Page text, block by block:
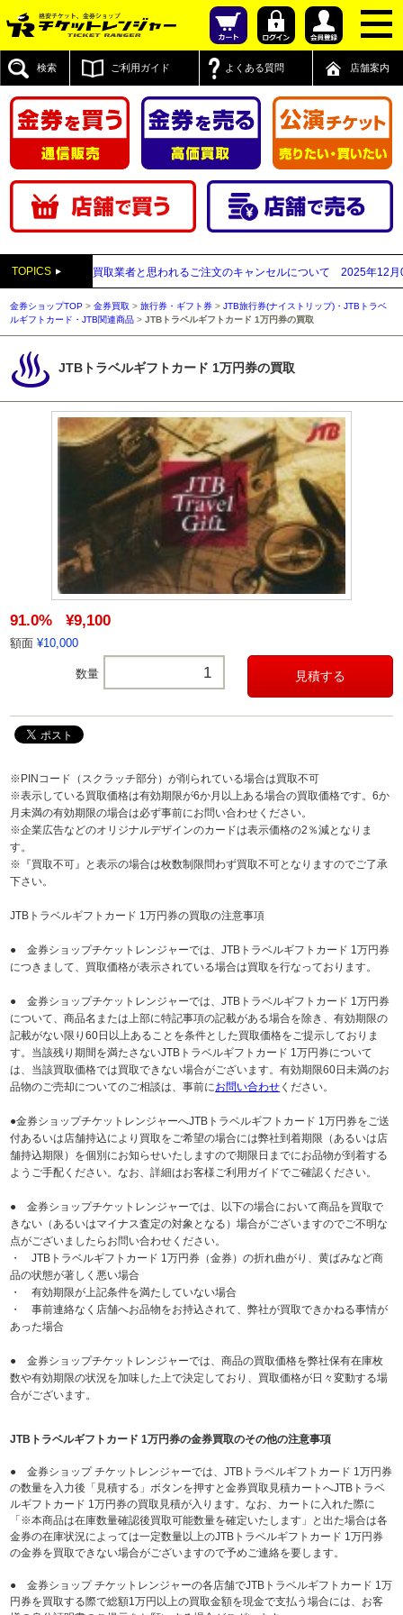
検索 ご利用ガイド よくある質問 店舗案内
TOPICS
が先払い買取業者と思われるご注文のキャンセルについて 2025年12月05日
金券ショップTOP >金券買取 >旅行券・ギフト券 >JTB旅行券(ナイストリップ)・JTBトラベ
ルギフトカード・JTB関連商品 >JTBトラベルギフトカード 1万円券の買取
JTBトラベルギフトカード 1万円券の買取
91.0% ¥9,100
額面 ¥10,000
数量
※PINコード（スクラッチ部分）が削られている場合は買取不可
※表示している買取価格は有効期限が6か月以上ある場合の買取価格です。6か
月未満の有効期限の場合は必ず事前にお問い合わせください。
※企業広告などのオリジナルデザインのカードは表示価格の2％減となりま
す。
※『買取不可』と表示の場合は枚数制限問わず買取不可となりますのでご了承
下さい。
JTBトラベルギフトカード 1万円券の買取の注意事項
● 金券ショップチケットレンジャーでは、JTBトラベルギフトカード 1万円券
につきまして、買取価格が表示されている場合は買取を行なっております。
● 金券ショップチケットレンジャーでは、JTBトラベルギフトカード 1万円券
について、商品名または上部に特記事項の記載がある場合を除き、有効期限の
記載がない限り60日以上あることを条件とした買取価格をご提示しておりま
す。当該残り期間を満たさないJTBトラベルギフトカード 1万円券について
は、当該買取価格では買取できない場合がございます。有効期限60日未満のお
品物のご売却についてのご相談は、事前にお問い合わせ ください。
●金券ショップチケットレンジャーへJTBトラベルギフトカード 1万円券をご送
付あるいは店舗持込により買取をご希望の場合には弊社到着期限（あるいは店
舗持込期限）を個別にお知らせいたしますので期限日までにお品物が到着する
ようご手配ください。なお、詳細はお客様ご利用ガイドでご確認ください。
● 金券ショップチケットレンジャーでは、以下の場合において商品を買取で
きない（あるいはマイナス査定の対象となる）場合がございますのでご不明な
点がございましたらお問い合わせください。
・ JTBトラベルギフトカード 1万円券（金券）の折れ曲がり、黄ばみなど商
品の状態が著しく悪い場合
・ 有効期限が上記条件を満たしていない場合
・ 事前連絡なく店舗へお品物をお持込されて、弊社が買取できかねる事情が
あった場合
● 金券ショップチケットレンジャーでは、商品の買取価格を弊社保有在庫枚
数や有効期限の状況を加味した上で決定しており、買取価格が日々変動する場
合がございます。
JTBトラベルギフトカード 1万円券の金券買取のその他の注意事項
● 金券ショップ チケットレンジャーでは、JTBトラベルギフトカード 1万円券
の数量を入力後「見積する」ボタンを押すと金券買取見積カートへJTBトラベ
ルギフトカード 1万円券の買取見積が入ります。なお、カートに入れた際に
「※本商品は在庫数量確認後買取可能数量を確定いたします」と出た場合は各
金券の在庫状況によっては一定数量以上のJTBトラベルギフトカード 1万円券
の金券を買取できない場合がございますので予めご連絡を要します。
● 金券ショップ チケットレンジャーの各店舗でJTBトラベルギフトカード 1万
円券を買取する際で総額1万円以上の買取金額を現金で支払う場合には、お客